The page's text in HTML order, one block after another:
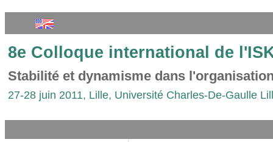
8e Colloque international de
Stabilité et dynamisme dans
27-28 juin 2011, Lille, Université Charles-De-Gaulle